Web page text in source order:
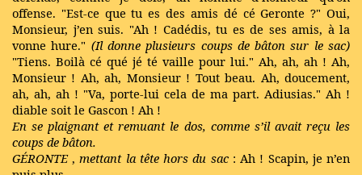
offense. "Est-ce que tu es des amis dé cé Geronte ?" Oui,
Monsieur, j’en suis. "Ah ! Cadédis, tu es de ses amis, à la
vonne hure." (Il donne plusieurs coups de bâton sur le sac)
"Tiens. Boilà cé qué jé té vaille pour lui." Ah, ah, ah ! Ah,
Monsieur ! Ah, ah, Monsieur ! Tout beau. Ah, doucement,
ah, ah, ah ! "Va, porte-lui cela de ma part. Adiusias." Ah !
diable soit le Gascon ! Ah !
En se plaignant et remuant le dos, comme s’il avait reçu les
coups de bâton.
GÉRONTE , mettant la tête hors du sac : Ah ! Scapin, je n’en